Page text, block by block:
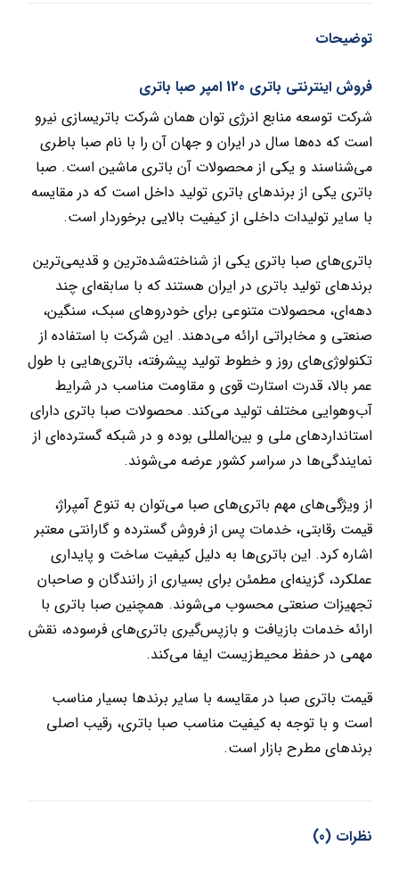
توضیحات
فروش اینترنتی باتری 120 امپر صبا باتری
شرکت توسعه منابع انرژی توان همان شرکت باتریسازی نیرو
است که ده‌ها سال در ایران و جهان آن را با نام صبا باطری
می‌شناسند و یکی از محصولات آن باتری ماشین است. صبا
باتری یکی از برندهای باتری تولید داخل است که در مقایسه
با سایر تولیدات داخلی از کیفیت بالایی برخوردار است.
باتری‌های صبا باتری یکی از شناخته‌شده‌ترین و قدیمی‌ترین
برندهای تولید باتری در ایران هستند که با سابقه‌ای چند
دهه‌ای، محصولات متنوعی برای خودروهای سبک، سنگین،
صنعتی و مخابراتی ارائه می‌دهند. این شرکت با استفاده از
تکنولوژی‌های روز و خطوط تولید پیشرفته، باتری‌هایی با طول
عمر بالا، قدرت استارت قوی و مقاومت مناسب در شرایط
آب‌وهوایی مختلف تولید می‌کند. محصولات صبا باتری دارای
استانداردهای ملی و بین‌المللی بوده و در شبکه گسترده‌ای از
نمایندگی‌ها در سراسر کشور عرضه می‌شوند.
از ویژگی‌های مهم باتری‌های صبا می‌توان به تنوع آمپراژ،
قیمت رقابتی، خدمات پس از فروش گسترده و گارانتی معتبر
اشاره کرد. این باتری‌ها به دلیل کیفیت ساخت و پایداری
عملکرد، گزینه‌ای مطمئن برای بسیاری از رانندگان و صاحبان
تجهیزات صنعتی محسوب می‌شوند. همچنین صبا باتری با
ارائه خدمات بازیافت و بازپس‌گیری باتری‌های فرسوده، نقش
مهمی در حفظ محیط‌زیست ایفا می‌کند.
قیمت باتری صبا در مقایسه با سایر برندها بسیار مناسب
است و با توجه به کیفیت مناسب صبا باتری، رقیب اصلی
برندهای مطرح بازار است.
نظرات (0)